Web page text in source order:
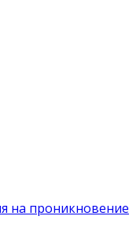
на проникновение